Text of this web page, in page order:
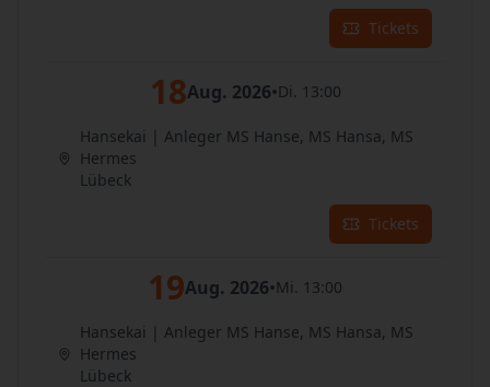
Tickets
18Aug. 2026•Di. 13:00
Hansekai | Anleger MS Hanse, MS Hansa, MS
Hermes
Lübeck
Tickets
19Aug. 2026•Mi. 13:00
Hansekai | Anleger MS Hanse, MS Hansa, MS
Hermes
Lübeck